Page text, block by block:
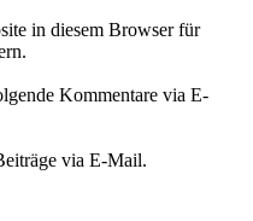
in diesem Browser für
Kommentare via E-
via E-Mail.